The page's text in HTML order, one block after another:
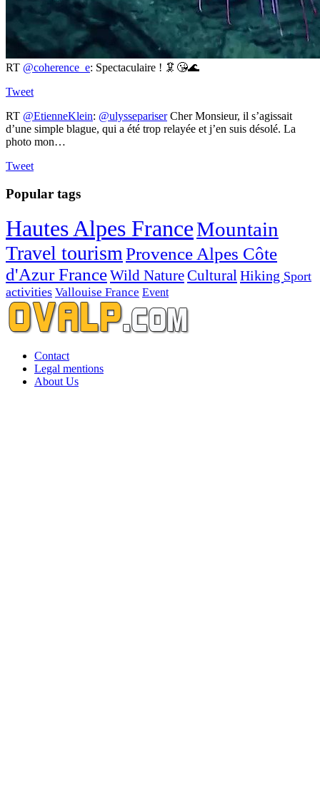
RT @coherence_e: Spectaculaire ! 🦑😘🌊
Tweet
RT @EtienneKlein: @ulyssepariserCher Monsieur, il s’agissait
d’une simple blague, qui a été trop relayée et j’en suis désolé. La
photo mon…
Tweet
Popular tags
Hautes Alpes FranceMountain
Travel tourism Provence Alpes Côte
d'Azur FranceWild NatureCultural Hiking Sport
activities Vallouise France Event
Contact
Legal mentions
About Us